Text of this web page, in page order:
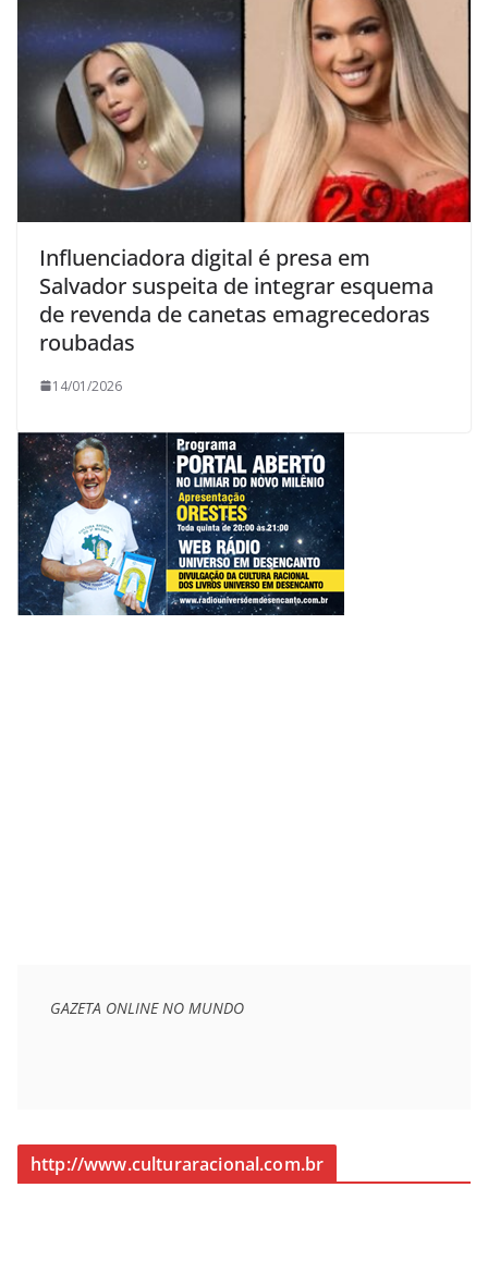
Influenciadora digital é presa em
Salvador suspeita de integrar esquema
de revenda de canetas emagrecedoras
roubadas
14/01/2026
GAZETA ONLINE NO MUNDO
http://www.culturaracional.com.br